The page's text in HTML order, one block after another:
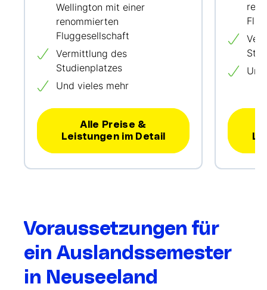
Wellington mit einer
renommierten
Fluggesellschaft
Vermittlung des
Studienplatzes
Und vieles mehr
Alle Preise &
Leistungen im Detail
Voraussetzungen für
ein Auslandssemester
in Neuseeland